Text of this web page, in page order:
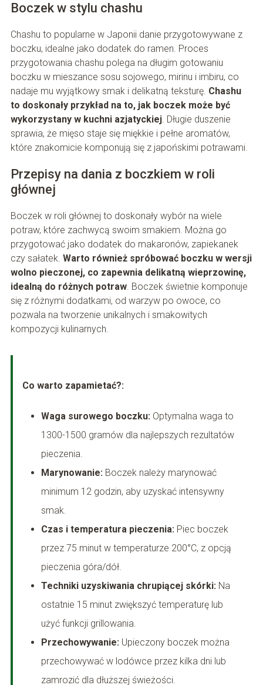
Boczek w stylu chashu
Chashu to popularne w Japonii danie przygotowywane z
boczku, idealne jako dodatek do ramen. Proces
przygotowania chashu polega na długim gotowaniu
boczku w mieszance sosu sojowego, mirinu i imbiru, co
nadaje mu wyjątkowy smak i delikatną teksturę. Chashu
to doskonały przykład na to, jak boczek może być
wykorzystany w kuchni azjatyckiej. Długie duszenie
sprawia, że mięso staje się miękkie i pełne aromatów,
które znakomicie komponują się z japońskimi potrawami.
Przepisy na dania z boczkiem w roli
głównej
Boczek w roli głównej to doskonały wybór na wiele
potraw, które zachwycą swoim smakiem. Można go
przygotować jako dodatek do makaronów, zapiekanek
czy sałatek. Warto również spróbować boczku w wersji
wolno pieczonej, co zapewnia delikatną wieprzowinę,
idealną do różnych potraw. Boczek świetnie komponuje
się z różnymi dodatkami, od warzyw po owoce, co
pozwala na tworzenie unikalnych i smakowitych
kompozycji kulinarnych.
Co warto zapamietać?:
Waga surowego boczku:Optymalna waga to
1300-1500 gramów dla najlepszych rezultatów
pieczenia.
Marynowanie:Boczek należy marynować
minimum 12 godzin, aby uzyskać intensywny
smak.
Czas i temperatura pieczenia:Piec boczek
przez 75 minut w temperaturze 200°C, z opcją
pieczenia góra/dół.
Techniki uzyskiwania chrupiącej skórki:Na
ostatnie 15 minut zwiększyć temperaturę lub
użyć funkcji grillowania.
Przechowywanie:Upieczony boczek można
przechowywać w lodówce przez kilka dni lub
zamrozić dla dłuższej świeżości.